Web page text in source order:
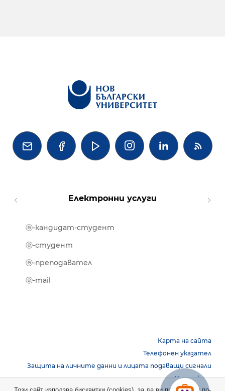
   
Електронни услуги
ⓔ-кандидат-студент
ⓔ-студент
ⓔ-преподавател
ⓔ-mail
Карта на сайта
Телефонен указател
Защита на личните данни и лицата подаващи сигнали
Контакти